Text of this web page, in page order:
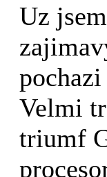
Uz
Velmi
triumf